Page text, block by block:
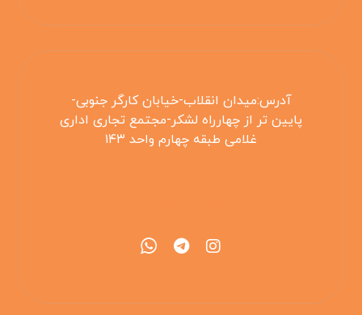
آدرس:میدان انقلاب-خیابان کارگر جنوبی-
پایین تر از چهارراه لشکر-مجتمع تجاری اداری
غلامی طبقه چهارم واحد ۱۴۳